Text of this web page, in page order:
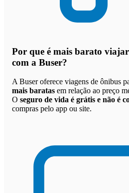
Por que é mais barato
com a Buser?
A Buser oferece viagens de ônibus
mais baratas em relação ao preço
O seguro de vida é grátis e não é
compras pelo app ou site.